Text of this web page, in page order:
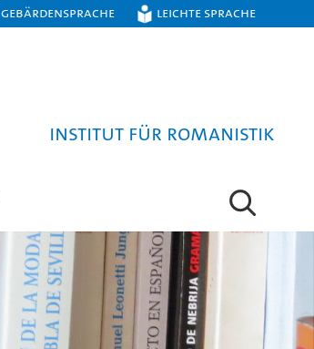
Gebärdensprache Leichte Sprache
Institut für Romanistik